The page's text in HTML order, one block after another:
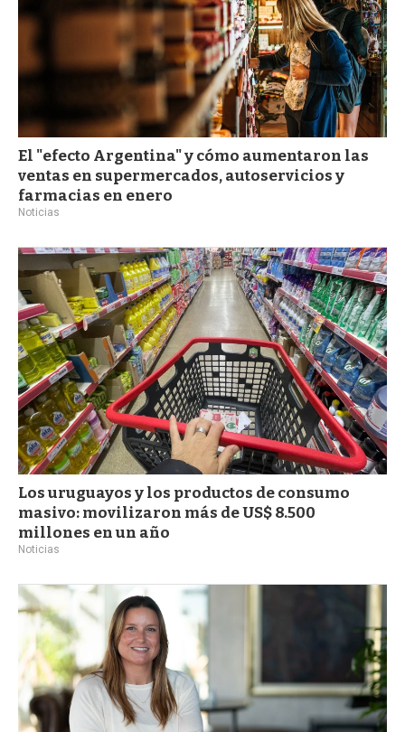
El "efecto Argentina" y cómo aumentaron las
ventas en supermercados, autoservicios y
farmacias en enero
Noticias
Los uruguayos y los productos de consumo
masivo: movilizaron más de US$ 8.500
millones en un año
Noticias